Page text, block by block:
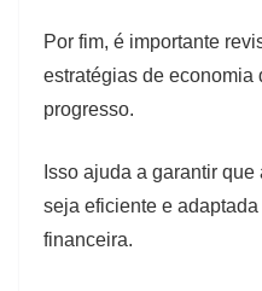
Por fim, é importante
estratégias de economia
progresso.
Isso ajuda a garantir
seja eficiente e
financeira.